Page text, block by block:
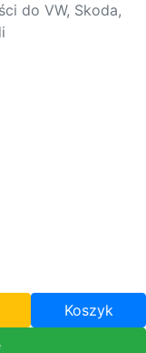
do VW, Skoda,
Koszyk